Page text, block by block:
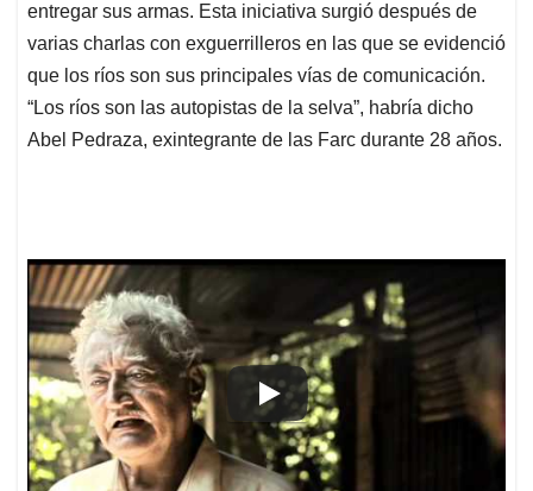
entregar sus armas. Esta iniciativa surgió después de
varias charlas con exguerrilleros en las que se evidenció
que los ríos son sus principales vías de comunicación.
“Los ríos son las autopistas de la selva”, habría dicho
Abel Pedraza, exintegrante de las Farc durante 28 años.